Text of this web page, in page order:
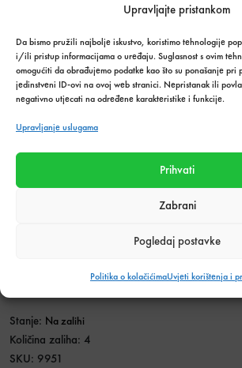
Upravljajte pristankom
Da bismo pružili najbolje iskustvo, koristimo tehnologije
i/ili pristup informacijama o uređaju. Suglasnost s ovim
omogućiti da obrađujemo podatke kao što su ponašanje pri
jedinstveni ID-ovi na ovoj web stranici. Nepristanak ili
negativno utjecati na određene karakteristike i funkcije.
Upravljanje uslugama
Prihvati
Zabrani
Pogledaj postavke
Politika o kolačićimaUvjeti korištenja i
Idealna za unutarnje i vanjske prostore
Pogodna za podne i zidne obloge
Širok izbor dekorativnih boja
Kerakoll Fugabella Color fugirna masa
profesionalan završni izgled svake
doprinosi dugotrajnosti i estetici prostora.
održavanju, predstavlja odlično rješenje za
stambene i poslovne projekte.
Kerakoll Fugabella
Dodaj u listu želja
Stanje: Na zalihi
Količina zaliha: 4
SKU: 9951